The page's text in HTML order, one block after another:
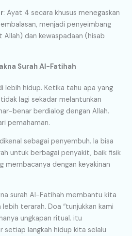
: Ayat 4 secara khusus menegaskan
menjadi penyeimbang
dan kewaspadaan (hisab
Surah Al-Fatihah
lebih hidup. Ketika tahu apa yang
lagi sekadar melantunkan
benar berdialog dengan Allah.
pemahaman.
sebagai penyembuh. Ia bisa
untuk berbagai penyakit, baik fisik
membacanya dengan keyakinan
surah Al-Fatihah membantu kita
terarah. Doa “tunjukkan kami
ungkapan ritual. itu
setiap langkah hidup kita selalu